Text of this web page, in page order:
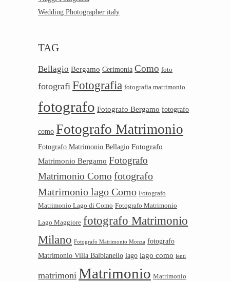
Wedding Photographer italy
TAG
Bellagio Bergamo Cerimonia Como foto
fotografi Fotografia fotografia matrimonio
fotografo Fotografo Bergamo fotografo
como Fotografo Matrimonio
Fotografo Matrimonio Bellagio Fotografo
Matrimonio Bergamo Fotografo
Matrimonio Como fotografo
Matrimonio lago Como Fotografo
Matrimonio Lago di Como Fotografo Matrimonio
Lago Maggiore fotografo Matrimonio
Milano Fotografo Matrimonio Monza fotografo
Matrimonio Villa Balbianello lago lago como lenti
matrimoni Matrimonio Matrimonio